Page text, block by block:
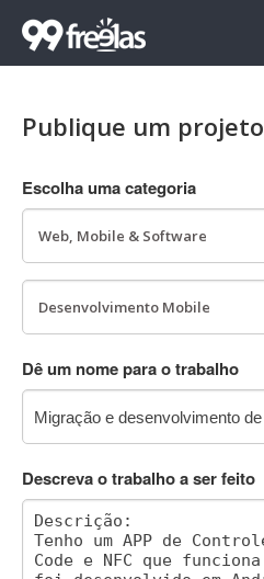
Publique um projeto
Escolha uma categoria
Dê um nome para o trabalho
Descreva o trabalho a ser feito